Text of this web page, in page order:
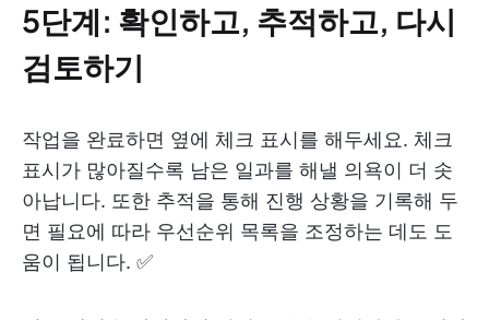
5단계: 확인하고, 추적하고, 다시
검토하기
작업을 완료하면 옆에 체크 표시를 해두세요. 체크
표시가 많아질수록 남은 일과를 해낼 의욕이 더 솟
아납니다. 또한 추적을 통해 진행 상황을 기록해 두
면 필요에 따라 우선순위 목록을 조정하는 데도 도
움이 됩니다. ✅